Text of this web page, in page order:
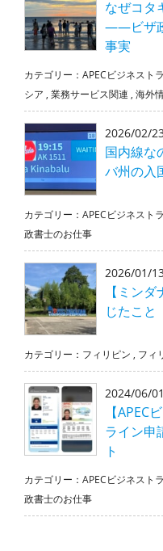
なぜコタ
――ビザ
事実
カテゴリー： APECビジネスト
シア , 業務サービス関連 , 海外
2026/02/
国内線な
バ州の入
カテゴリー： APECビジネスト
政書士のお仕事
2026/01/
【ミン
じたこと
カテゴリー： フィリピン , フィ
2024/06/01
【APEC
ライン申
ト
カテゴリー： APECビジネスト
政書士のお仕事